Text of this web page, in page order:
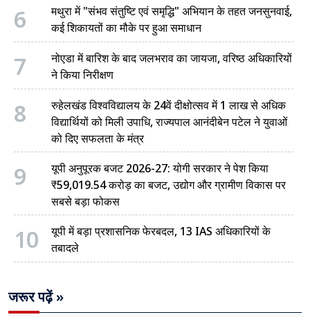
6
मथुरा में "संभव संतुष्टि एवं समृद्धि" अभियान के तहत जनसुनवाई,
कई शिकायतों का मौके पर हुआ समाधान
7
नोएडा में बारिश के बाद जलभराव का जायजा, वरिष्ठ अधिकारियों
ने किया निरीक्षण
8
रुहेलखंड विश्वविद्यालय के 24वें दीक्षोत्सव में 1 लाख से अधिक
विद्यार्थियों को मिली उपाधि, राज्यपाल आनंदीबेन पटेल ने युवाओं
को दिए सफलता के मंत्र
9
यूपी अनुपूरक बजट 2026-27: योगी सरकार ने पेश किया
₹59,019.54 करोड़ का बजट, उद्योग और ग्रामीण विकास पर
सबसे बड़ा फोकस
10
यूपी में बड़ा प्रशासनिक फेरबदल, 13 IAS अधिकारियों के
तबादले
जरूर पढ़ें »